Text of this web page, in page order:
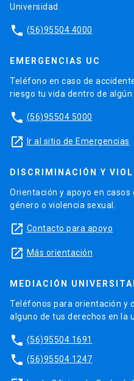
Universidad.
phone (56)95504 4000
EMERGENCIAS UC
Teléfono en caso de
riesgo tu vida dentro de algún
phone (56)95504 5000
launch Ir al sitio de Emergencias
DISCRIMINACIÓN Y
Orientación y apoyo en
género o violencia sexual.
launch Contacto para apoyo
launch Más orientación
MEDIACIÓN
Teléfonos para orientación y
alguno de tus derechos en la
phone (56)95504 1691
phone (56)95504 1247